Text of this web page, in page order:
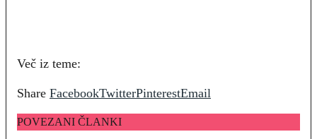
Več iz teme:
Share FacebookTwitterPinterestEmail
POVEZANI ČLANKI